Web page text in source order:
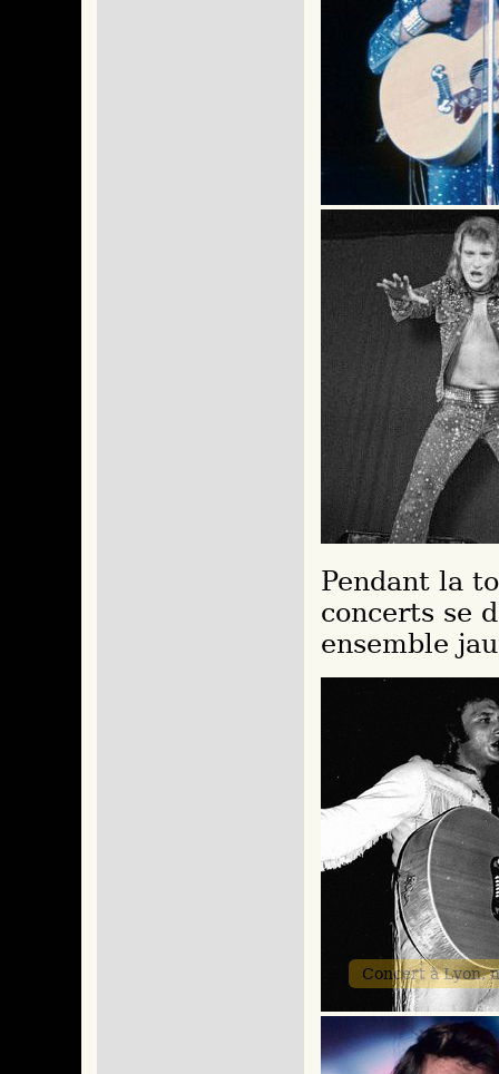
Pendant la
concerts se
ensemble
Concert à Lyon,